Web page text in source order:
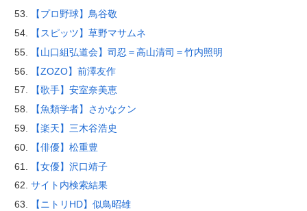
【プロ野球】鳥谷敬
【スピッツ】草野マサムネ
【山口組弘道会】司忍＝高山清司＝竹内照明
【ZOZO】前澤友作
【歌手】安室奈美恵
【魚類学者】さかなクン
【楽天】三木谷浩史
【俳優】松重豊
【女優】沢口靖子
サイト内検索結果
【ニトリHD】似鳥昭雄